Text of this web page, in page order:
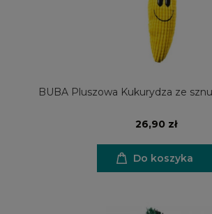
BUBA Pluszowa Kukurydza ze
26,90 zł
Do koszyka